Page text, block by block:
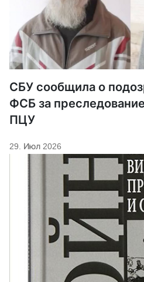
СБУ сообщила о
ФСБ за
ПЦУ
29. Июл 2026